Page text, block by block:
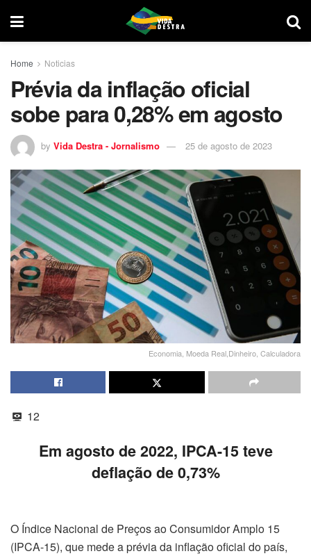
Home Noticias
Prévia da inflação oficial
sobe para 0,28% em agosto
by Vida Destra - Jornalismo 25 de agosto de 2023
Economia, Moeda Real,Dinheiro, Calculadora
12
Em agosto de 2022, IPCA-15 teve
deflação de 0,73%
O Índice Nacional de Preços ao Consumidor Amplo 15
(IPCA-15), que mede a prévia da inflação oficial do país,